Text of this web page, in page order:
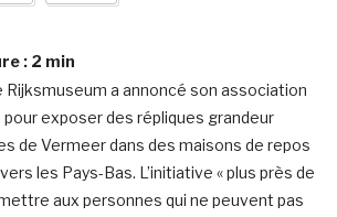
: 2 min
Rijksmuseum a annoncé son association
exposer des répliques grandeur
de Vermeer dans des maisons de repos
les Pays-Bas. L’initiative « plus près de
aux personnes qui ne peuvent pas